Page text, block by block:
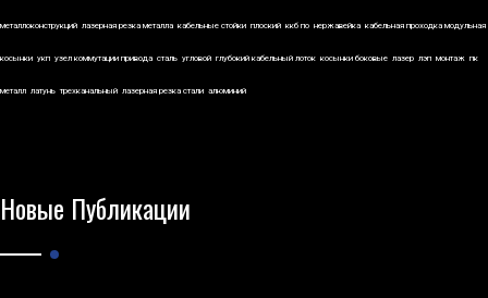
металлоконструкций лазерная резка металла кабельные стойки плоский ккб по нержавейка кабельная проходка модульная
косынки укп узел коммутации привода сталь угловой глубокий кабельный лоток косынки боковые лазер лэп монтаж пк
металл латунь трехканальный лазерная резка стали алюминий
Новые Публикации